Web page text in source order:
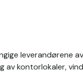
leverandørene
av kontorlokaler,